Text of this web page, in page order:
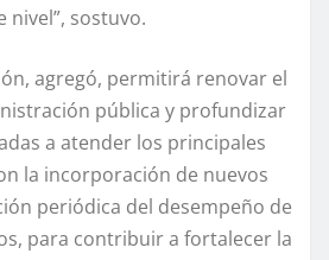
nivel”, sostuvo.
agregó, permitirá renovar el
pública y profundizar
a atender los principales
la incorporación de nuevos
periódica del desempeño de
para contribuir a fortalecer la